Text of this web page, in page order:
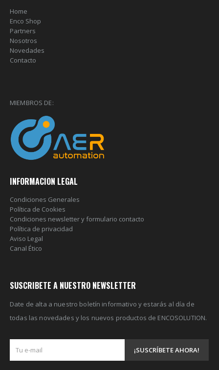
Home
Enco Shop
Partners
Nosotros
Novedades
Contacto
MIEMBROS DE:
INFORMACION LEGAL
Condiciones Generales
Política de Cookies
Condiciones newsletter y formulario contacto
Política de privacidad
Aviso Legal
Canal Ético
SUSCRIBETE A NUESTRO NEWSLETTER
Date de alta a nuestro boletín informativo y estarás al día de
todas las novedades y los nuevos productos de ENCOSOLUTION.